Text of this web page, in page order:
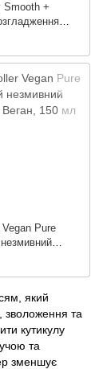
Smooth +
Pure
який
зволоження та
кутикулу
та
зменшує